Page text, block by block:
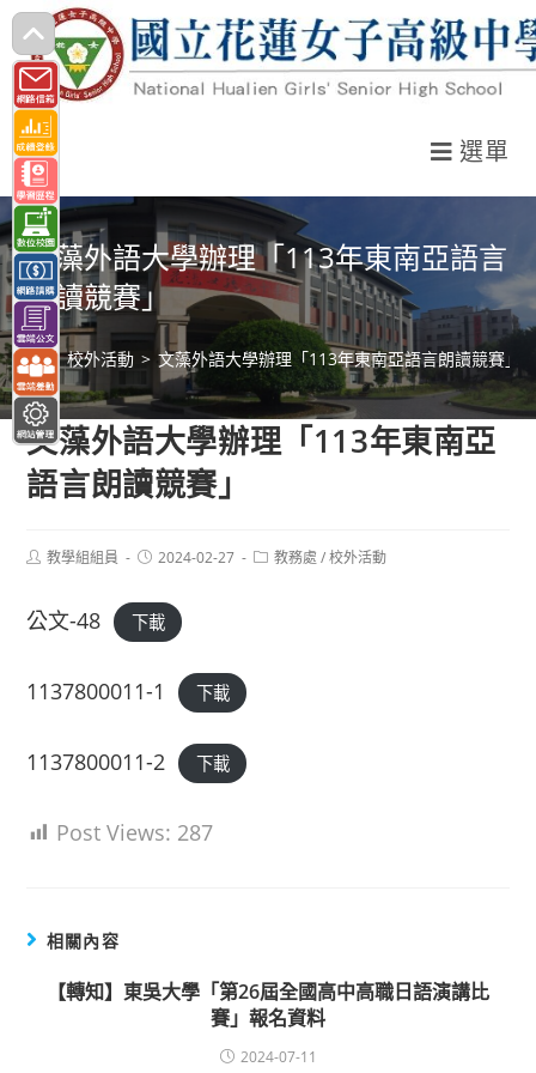
跳
轉
至
主
要
內
容
選單
文藻外語大學辦理「113年東南亞語言
朗讀競賽」
> 校外活動 > 文藻外語大學辦理「113年東南亞語言朗讀競賽」
文藻外語大學辦理「113年東南亞
語言朗讀競賽」
Post教學組組員
Post2024-02-27
Post教務處 / 校外活動
公文-48 下載
1137800011-1 下載
1137800011-2 下載
Post Views: 287
相關內容
【轉知】東吳大學「第26屆全國高中高職日語演講比
賽」報名資料
2024-07-11